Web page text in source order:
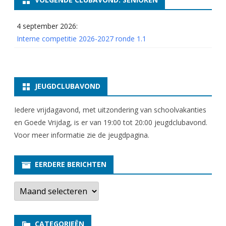
4 september 2026:
Interne competitie 2026-2027 ronde 1.1
JEUGDCLUBAVOND
Iedere vrijdagavond, met uitzondering van schoolvakanties
en Goede Vrijdag, is er van 19:00 tot 20:00 jeugdclubavond.
Voor meer informatie zie de jeugdpagina.
EERDERE BERICHTEN
E
r
e
CATEGORIEËN